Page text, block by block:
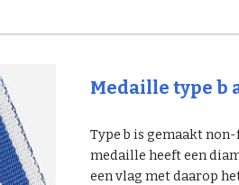
Medaille type b
Type b is gemaakt
medaille heeft een
een vlag met daarop